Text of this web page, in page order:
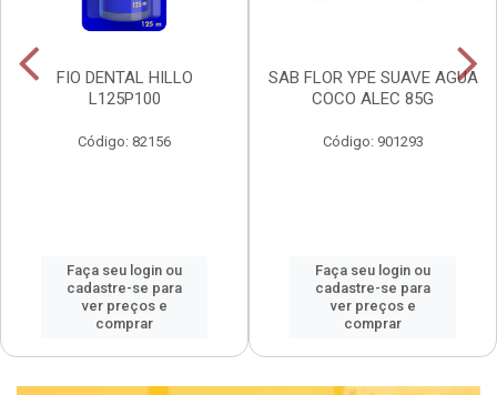
FIO DENTAL HILLO
L125P100
Código: 82156
Faça seu login ou
cadastre-se para
ver preços e
comprar
SAB FLOR YPE SUAVE AGUA
COCO ALEC 85G
Código: 901293
Faça seu login ou
cadastre-se para
ver preços e
comprar